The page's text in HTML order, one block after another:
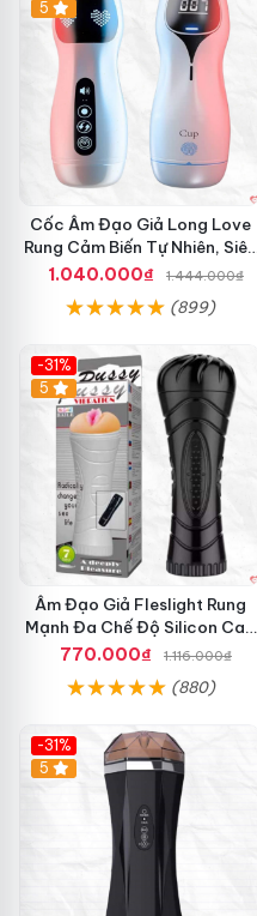
5
Cốc Âm Đạo Giả Long Love
Rung Cảm Biến Tự Nhiên, Siêu
Thật, Sướng
1.040.000₫ 1.444.000₫
(899)
-31%
5
Âm Đạo Giả Fleslight Rung
Mạnh Đa Chế Độ Silicon Cao
Cấp
770.000₫ 1.116.000₫
(880)
-31%
5